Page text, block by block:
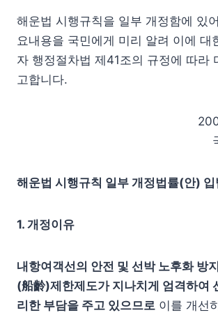
해운법 시행규칙을 일부 개정함에 있
요내용을 국민에게 미리 알려 이에 대
자 행정절차법 제41조의 규정에 따라
고합니다.
해운법 시행규칙 일부 개정법률(안)
1. 개정이유
내항여객선의 안전 및 선박 노후화 방
(船齡)제한제도가 지나치게 엄격하여
리한 부담을 주고 있으므로 이를 개선